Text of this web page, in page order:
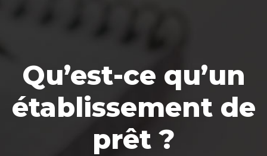
Qu’est-ce qu’un
établissement de
prêt ?